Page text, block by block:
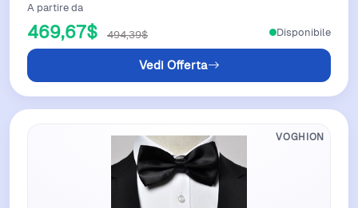
A partire da
469,67$ 494,39$
Vedi Offerta
Disponibile
VOGHION